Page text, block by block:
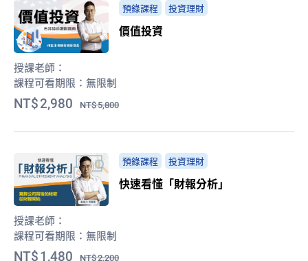
預錄課程 投資理財
價值投資
授課老師：
課程可看期限： 無限制
2,980 5,800
預錄課程 投資理財
快速看懂「財報分析」
授課老師：
課程可看期限： 無限制
1,480 2,200